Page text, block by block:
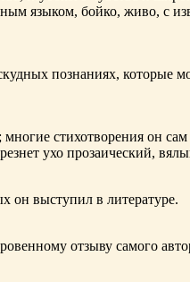
языком, бойко, живо, с
познаниях, которые
стихотворения он сам
ухо прозаический,
он выступил в литературе.
отзыву самого